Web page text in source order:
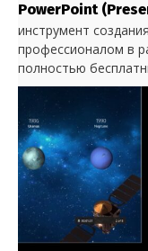
PowerPoint
инструмент
профессионалом в
полностью